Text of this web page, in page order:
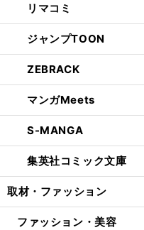
リマコミ
ジャンプTOON
ZEBRACK
マンガMeets
S-MANGA
集英社コミック文庫
取材・ファッション
ファッション・美容